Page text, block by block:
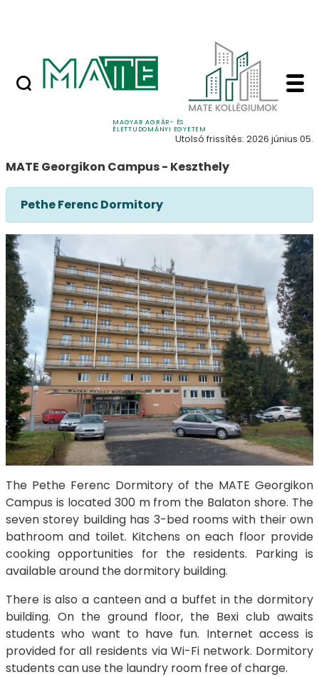
MAGYAR AGRÁR- ÉS
ÉLETTUDOMÁNYI EGYETEM
Nyilvános versenyeztetési felhívások
English GC - MATE
English
Utolsó frissítés: 2026 június 05.
MATE Georgikon Campus - Keszthely
Pethe Ferenc Dormitory
The Pethe Ferenc Dormitory of the MATE Georgikon
Campus is located 300 m from the Balaton shore. The
seven storey building has 3-bed rooms with their own
bathroom and toilet. Kitchens on each floor provide
cooking opportunities for the residents. Parking is
available around the dormitory building.
There is also a canteen and a buffet in the dormitory
building. On the ground floor, the Bexi club awaits
students who want to have fun. Internet access is
provided for all residents via Wi-Fi network. Dormitory
students can use the laundry room free of charge.